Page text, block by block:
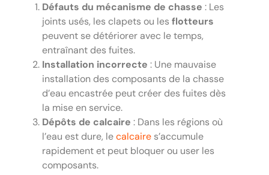
Défauts du mécanisme de chasse : Les
joints usés, les clapets ou lesflotteurs
peuvent se détériorer avec le temps,
entraînant des fuites.
Installation incorrecte : Une mauvaise
installation des composants de la chasse
d’eau encastrée peut créer des fuites dès
la mise en service.
Dépôts de calcaire : Dans les régions où
l’eau est dure, lecalcaire s’accumule
rapidement et peut bloquer ou user les
composants.